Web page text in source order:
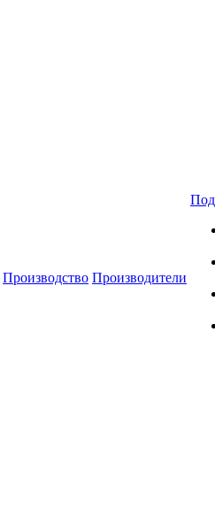
Производство Производители